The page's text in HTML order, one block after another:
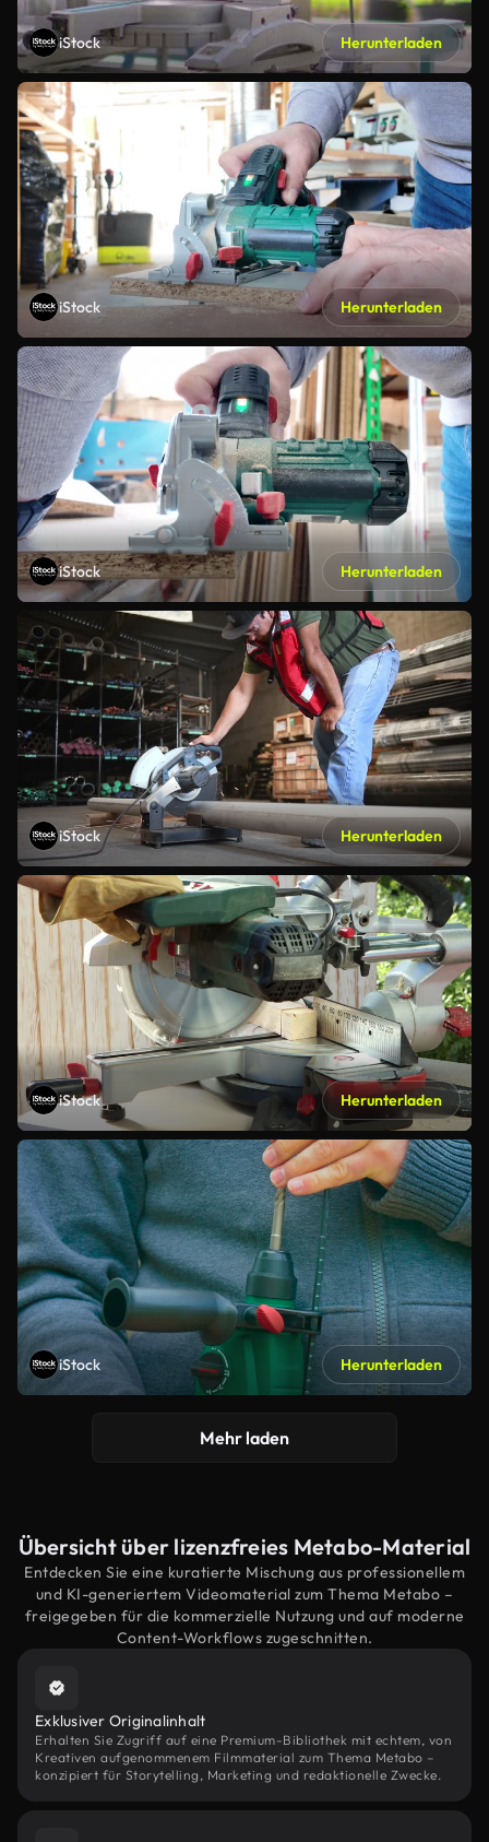
iStock Herunterladen
iStock Herunterladen
iStock Herunterladen
iStock Herunterladen
iStock Herunterladen
iStock Herunterladen
Mehr laden
Übersicht über lizenzfreies Metabo-Material
Entdecken Sie eine kuratierte Mischung aus professionellem
und KI-generiertem Videomaterial zum Thema Metabo –
freigegeben für die kommerzielle Nutzung und auf moderne
Content-Workflows zugeschnitten.
Exklusiver Originalinhalt
Erhalten Sie Zugriff auf eine Premium-Bibliothek mit echtem, von
Kreativen aufgenommenem Filmmaterial zum Thema Metabo –
konzipiert für Storytelling, Marketing und redaktionelle Zwecke.